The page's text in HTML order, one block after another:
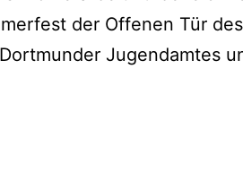
der Offe­nen Tür
Jugend­am­tes